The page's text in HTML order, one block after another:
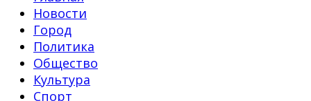
Новости
Город
Политика
Общество
Культура
Спорт